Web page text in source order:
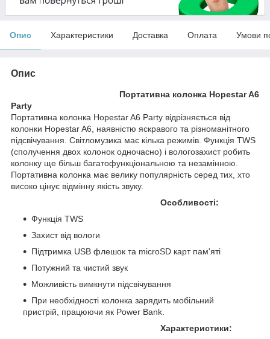
Опис Характеристики Доставка Оплата Умови
Опис
Портативна колонка Hopestar A6
Party
Портативна колонка Hopestar A6 Party відрізняється від
колонки Hopestar A6, наявністю яскравого та різноманітного
підсвічування. Світломузика має кілька режимів. Функція TWS
(сполучення двох колонок одночасно) і вологозахист робить
колонку ще більш багатофункціональною та незамінною.
Портативна колонка має велику популярність серед тих, хто
високо цінує відмінну якість звуку.
Особливості:
Функція TWS
Захист від вологи
Підтримка USB флешок та microSD карт пам'яті
Потужний та чистий звук
Можливість вимкнути підсвічування
При необхідності колонка зарядить мобільний
пристрій, працюючи як Power Bank.
Характеристики: